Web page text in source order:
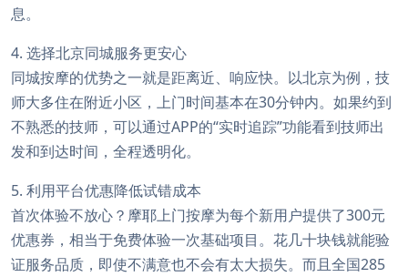
息。
4. 选择北京同城服务更安心
同城按摩的优势之一就是距离近、响应快。以北京为例，技
师大多住在附近小区，上门时间基本在30分钟内。如果约到
不熟悉的技师，可以通过APP的“实时追踪”功能看到技师出
发和到达时间，全程透明化。
5. 利用平台优惠降低试错成本
首次体验不放心？摩耶上门按摩为每个新用户提供了300元
优惠券，相当于免费体验一次基础项目。花几十块钱就能验
证服务品质，即使不满意也不会有太大损失。而且全国285